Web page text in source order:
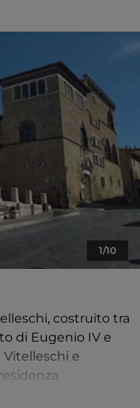
1/10
costruito tra
di Eugenio IV e
Vitelleschi e